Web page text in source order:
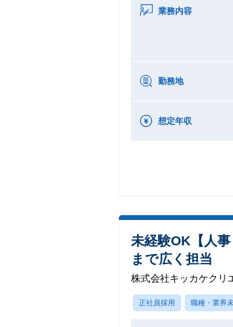
業務内容
勤務地
想定年収
未経験OK【人
まで広く担当
株式会社キッカケクリ
正社員採用 職種・業界